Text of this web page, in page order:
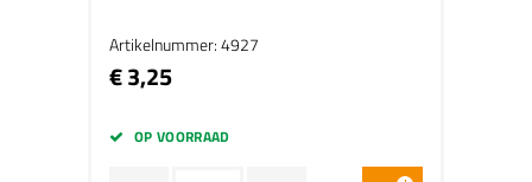
Artikelnummer: 4927
€ 3,25
OP VOORRAAD